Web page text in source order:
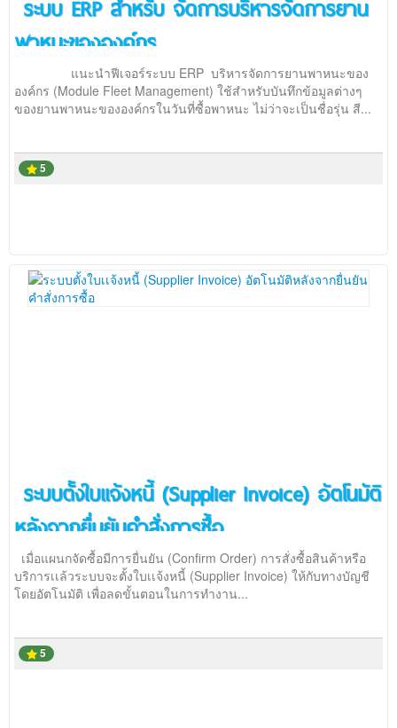
ระบบ ERP สำหรับ จัดการบริหารจัดการยาน
พาหนะขององค์กร
แนะนำฟีเจอร์ระบบ ERP บริหารจัดการยานพาหนะของ
องค์กร (Module Fleet Management) ใช้สำหรับบันทึกข้อมูลต่างๆ
ของยานพาหนะขององค์กรในวันที่ซื้อพาหนะ ไม่ว่าจะเป็นชื่อรุ่น สี...
5
ระบบตั้งใบเเจ้งหนี้ (Supplier Invoice) อัตโนมัติ
หลังจากยื่นยันคำสั่งการซื้อ
เมื่อแผนกจัดซื้อมีการยื่นยัน (Confirm Order) การสั่งซื้อสินค้าหรือ
บริการเเล้วระบบจะตั้งใบเเจ้งหนี้ (Supplier Invoice) ให้กับทางบัญชี
โดยอัตโนมัติ เพื่อลดขั้นตอนในการทำงาน...
5